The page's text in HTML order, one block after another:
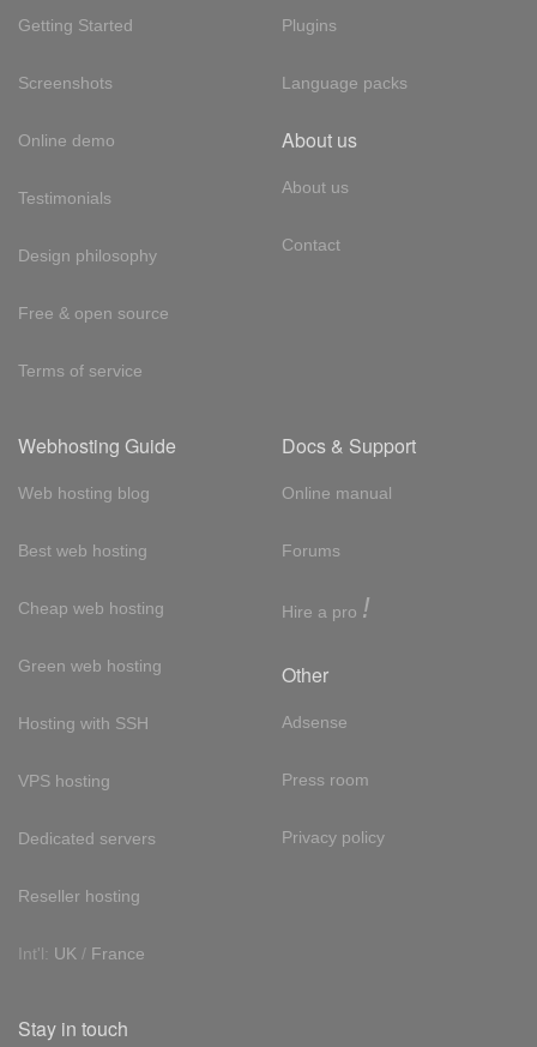
Getting Started
Screenshots
Online demo
Testimonials
Design philosophy
Free & open source
Terms of service
Plugins
Language packs
About us
About us
Contact
Webhosting Guide
Web hosting blog
Best web hosting
Cheap web hosting
Green web hosting
Hosting with SSH
VPS hosting
Dedicated servers
Reseller hosting
Int'l: UK / France
Docs & Support
Online manual
Forums
Hire a pro !
Other
Adsense
Press room
Privacy policy
Stay in touch